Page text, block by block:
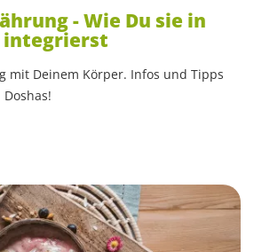
- Wie Du sie in
integrierst
mit Deinem Körper. Infos und Tipps